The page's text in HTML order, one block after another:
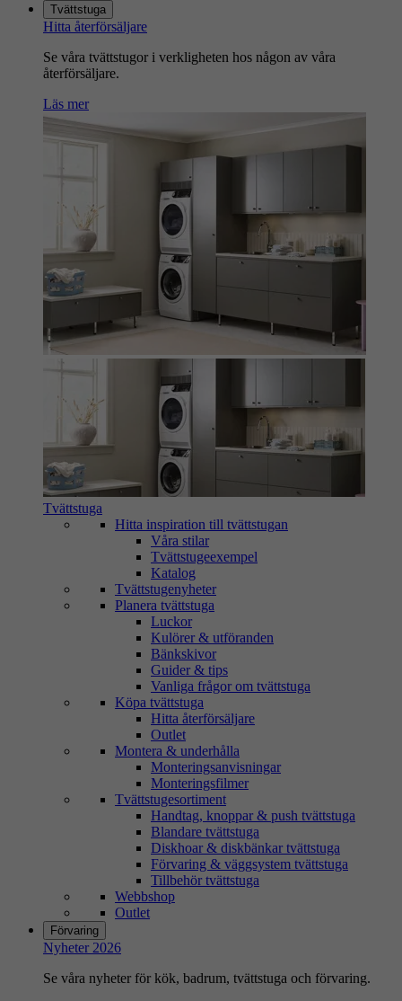
Tvättstuga
Hitta återförsäljare
Se våra tvättstugor i verkligheten hos någon av våra
återförsäljare.
Läs mer
Tvättstuga
Hitta inspiration till tvättstugan
Våra stilar
Tvättstugeexempel
Katalog
Tvättstugenyheter
Planera tvättstuga
Luckor
Kulörer & utföranden
Bänkskivor
Guider & tips
Vanliga frågor om tvättstuga
Köpa tvättstuga
Hitta återförsäljare
Outlet
Montera & underhålla
Monteringsanvisningar
Monteringsfilmer
Tvättstugesortiment
Handtag, knoppar & push tvättstuga
Blandare tvättstuga
Diskhoar & diskbänkar tvättstuga
Förvaring & väggsystem tvättstuga
Tillbehör tvättstuga
Webbshop
Outlet
Förvaring
Nyheter 2026
Se våra nyheter för kök, badrum, tvättstuga och förvaring.